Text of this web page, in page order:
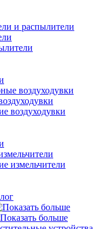
и распылители
воздуходувки
воздуходувки
измельчители